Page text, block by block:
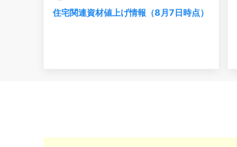
住宅関連資材値上げ情報（8月7日時点）